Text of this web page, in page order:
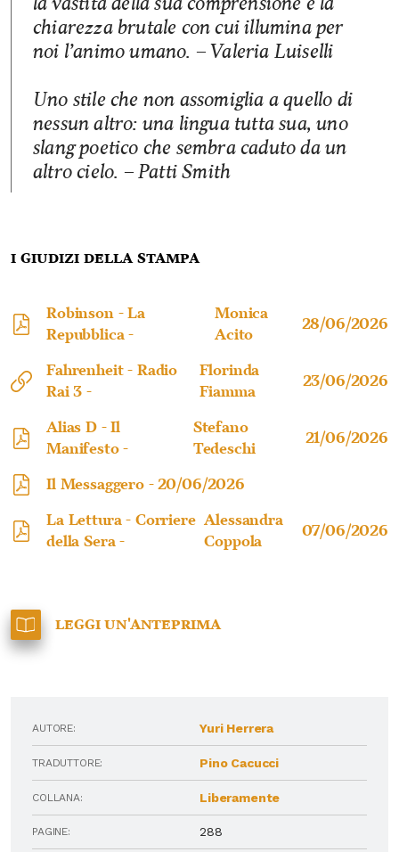
chiarezza brutale con cui illumina per
noi l’animo umano. – Valeria Luiselli
Uno stile che non assomiglia a quello di
nessun altro: una lingua tutta sua, uno
slang poetico che sembra caduto da un
altro cielo. – Patti Smith
I giudizi della stampa
Robinson - La
Repubblica -
Monica
Acito
28/06/2026
Fahrenheit - Radio
Rai 3 -
Florinda
Fiamma
23/06/2026
Alias D - Il
Manifesto -
Stefano
Tedeschi
21/06/2026
Il Messaggero - 20/06/2026
La Lettura - Corriere
della Sera -
Alessandra
Coppola
07/06/2026
Leggi un'anteprima
AUTORE: Yuri Herrera
TRADUTTORE: Pino Cacucci
COLLANA: Liberamente
PAGINE: 288